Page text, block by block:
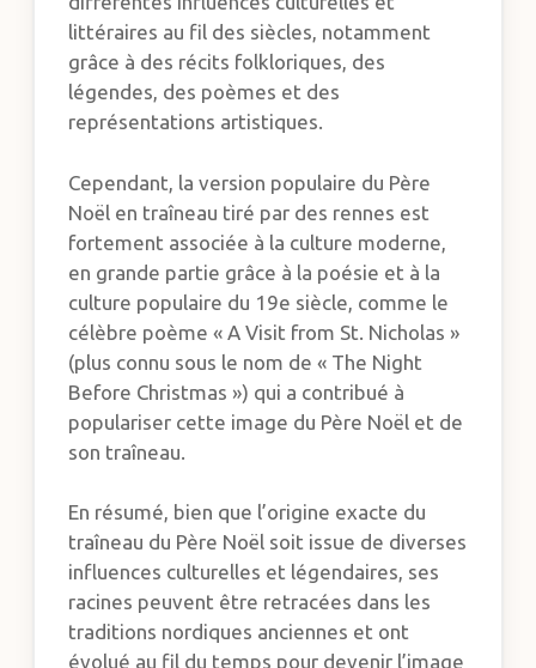
littéraires au fil des siècles, notamment
grâce à des récits folkloriques, des
légendes, des poèmes et des
représentations artistiques.
Cependant, la version populaire du Père
Noël en traîneau tiré par des rennes est
fortement associée à la culture moderne,
en grande partie grâce à la poésie et à la
culture populaire du 19e siècle, comme le
célèbre poème « A Visit from St. Nicholas »
(plus connu sous le nom de « The Night
Before Christmas ») qui a contribué à
populariser cette image du Père Noël et de
son traîneau.
En résumé, bien que l’origine exacte du
traîneau du Père Noël soit issue de diverses
influences culturelles et légendaires, ses
racines peuvent être retracées dans les
traditions nordiques anciennes et ont
évolué au fil du temps pour devenir l’image